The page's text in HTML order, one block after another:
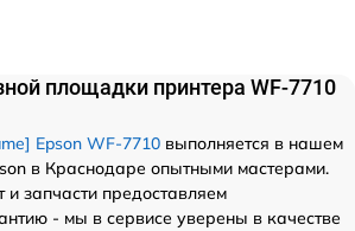
площадки принтера WF-7710
Epson WF-7710 выполняется в нашем
в Краснодаре опытными мастерами.
запчасти предоставляем
- мы в сервисе уверены в качестве